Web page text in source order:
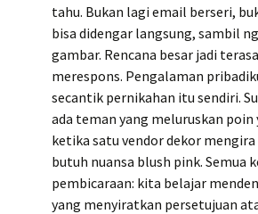
tahu. Bukan lagi email berseri,
bisa didengar langsung, sambil
gambar. Rencana besar jadi
merespons. Pengalaman
secantik pernikahan itu sendiri.
ada teman yang meluruskan
ketika satu vendor dekor
butuh nuansa blush pink. Semua
pembicaraan: kita belajar
yang menyiratkan persetujuan